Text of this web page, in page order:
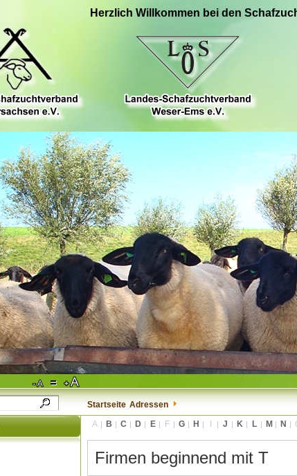
Herzlich Willkommen bei den
Startseite Adressen
A B C D E F G H J K L M N
Firmen beginnend mit T